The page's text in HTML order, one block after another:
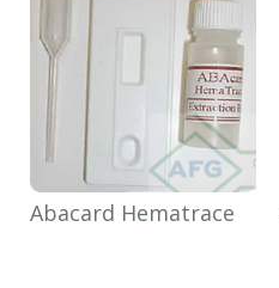
Abacard Hematrace